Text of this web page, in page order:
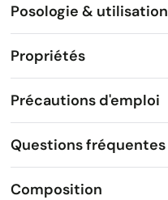
Posologie & utilisation
Propriétés
Précautions d'emploi
Questions fréquentes
Composition